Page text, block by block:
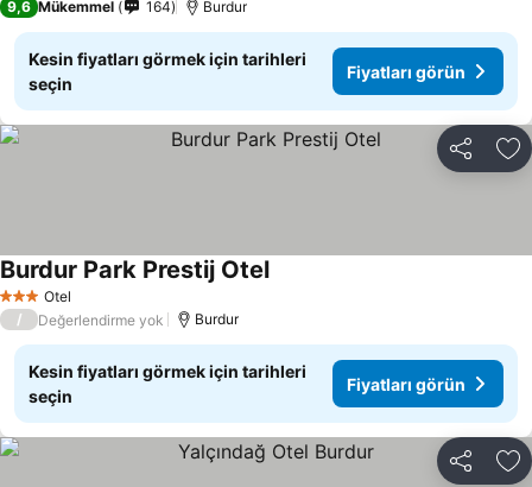
9,6 Mükemmel 164 Burdur
Kesin fiyatları görmek için tarihleri
seçin
Fiyatları görün
Paylaş
3 YıldızOtel
Burdur Park Prestij Otel
/ Değerlendirme yok Burdur
Kesin fiyatları görmek için tarihleri
seçin
Fiyatları görün
Paylaş